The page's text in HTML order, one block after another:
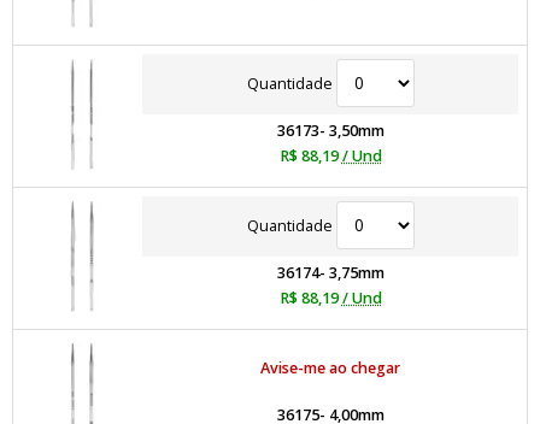
Quantidade
36173- 3,50mm
R$ 88,19 / Und
Quantidade
36174- 3,75mm
R$ 88,19 / Und
Avise-me ao chegar
36175- 4,00mm